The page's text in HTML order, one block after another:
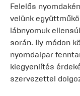
Felelős
velünk
lábnyomuk
során. Ily módon
nyomdaipar
kiegyenlítés
szervezettel